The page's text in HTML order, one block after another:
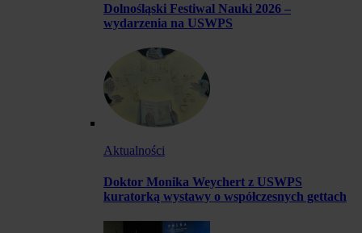
Dolnośląski Festiwal Nauki 2026 –
wydarzenia na USWPS
Aktualności
Doktor Monika Weychert z USWPS
kuratorką wystawy o współczesnych gettach